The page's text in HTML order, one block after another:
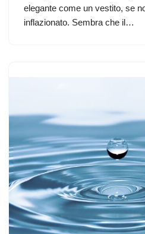
elegante come un vestito, se
inflazionato. Sembra che il…